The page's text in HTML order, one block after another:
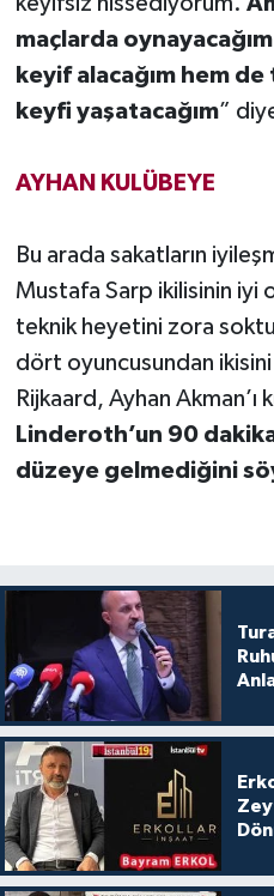
maçlarda
keyif alacağım hem de
keyfi yaşatacağım”
AYHAN KULÜBEYE
Bu arada sakatların
Mustafa Sarp ikilisinin iyi
teknik heyetini zora
dört oyuncusundan
Rijkaard, Ayhan
Linderoth’un 90
düzeye gelmediğini